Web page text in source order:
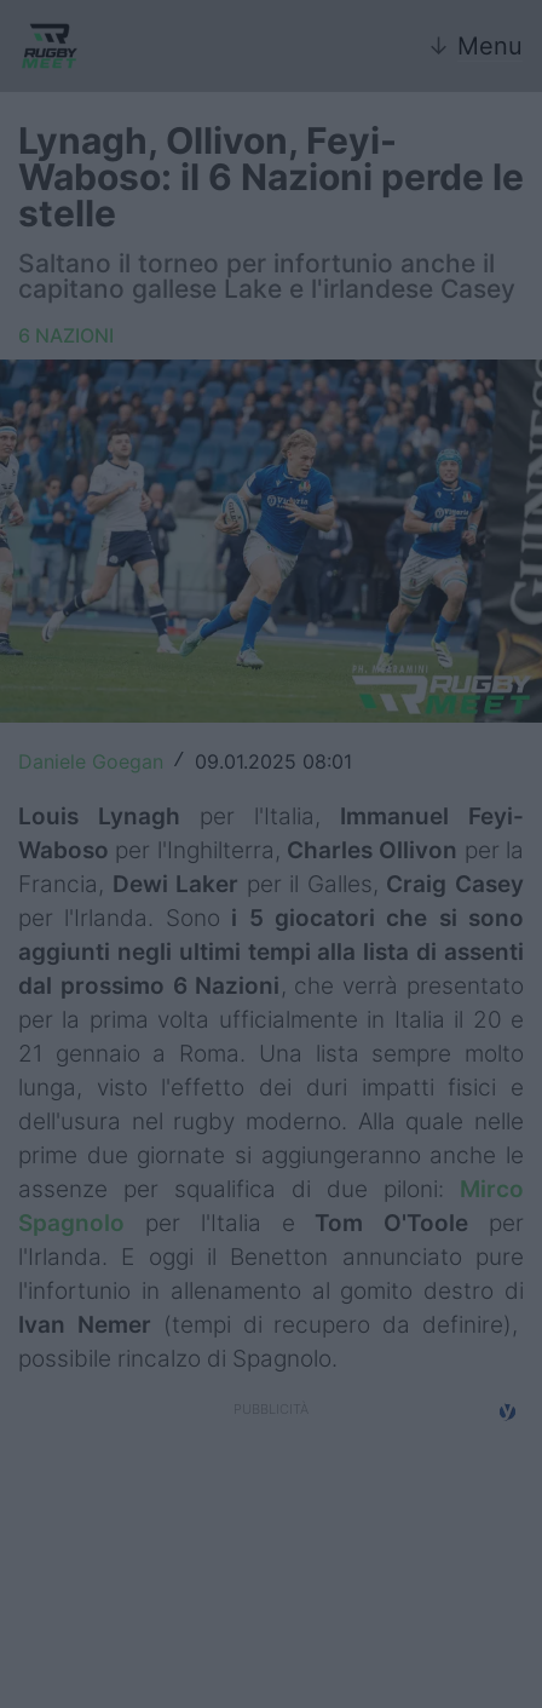
↓ Menu
Nazionale
Nazionali giovanili
Rugby Sevens
FIR
Internazionale
6 Nazioni
United Rugby Championship
Top14
Premiership
Rugby World Cup
Super Rugby
Rugby in TV
Mercato
Serie A Elite
Campionati
Serie A
Serie B
Serie C
Femminile
Giovanili
Lynagh, Ollivon, Feyi-
Waboso: il 6 Nazioni perde le
stelle
Saltano il torneo per infortunio anche il
capitano gallese Lake e l'irlandese Casey
6 NAZIONI
Daniele Goegan / 09.01.2025 08:01
Louis Lynagh per l'Italia, Immanuel Feyi-
Waboso per l'Inghilterra, Charles Ollivon per la
Francia, Dewi Laker per il Galles, Craig Casey
per l'Irlanda. Sono i 5 giocatori che si sono
aggiunti negli ultimi tempi alla lista di assenti
dal prossimo 6 Nazioni, che verrà presentato
per la prima volta ufficialmente in Italia il 20 e
21 gennaio a Roma. Una lista sempre molto
lunga, visto l'effetto dei duri impatti fisici e
dell'usura nel rugby moderno. Alla quale nelle
prime due giornate si aggiungeranno anche le
assenze per squalifica di due piloni: Mirco
Spagnolo per l'Italia e Tom O'Toole per
l'Irlanda. E oggi il Benetton annunciato pure
l'infortunio in allenamento al gomito destro di
Ivan Nemer (tempi di recupero da definire),
possibile rincalzo di Spagnolo.